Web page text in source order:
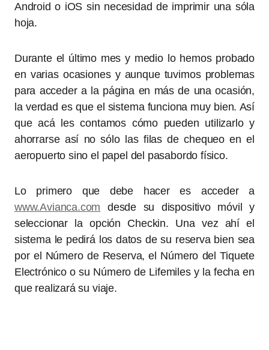
Android o iOS sin necesidad de imprimir una sóla
hoja.
Durante el último mes y medio lo hemos probado
en varias ocasiones y aunque tuvimos problemas
para acceder a la página en más de una ocasión,
la verdad es que el sistema funciona muy bien. Así
que acá les contamos cómo pueden utilizarlo y
ahorrarse así no sólo las filas de chequeo en el
aeropuerto sino el papel del pasabordo físico.
Lo primero que debe hacer es acceder a
www.Avianca.com desde su dispositivo móvil y
seleccionar la opción Checkin. Una vez ahí el
sistema le pedirá los datos de su reserva bien sea
por el Número de Reserva, el Número del Tiquete
Electrónico o su Número de Lifemiles y la fecha en
que realizará su viaje.